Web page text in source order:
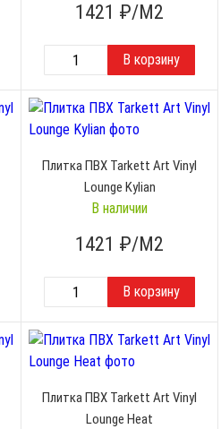
1421 ₽/М2
Плитка ПВХ Tarkett Art Vinyl
Lounge Kylian
В наличии
1421 ₽/М2
Плитка ПВХ Tarkett Art Vinyl
Lounge Heat